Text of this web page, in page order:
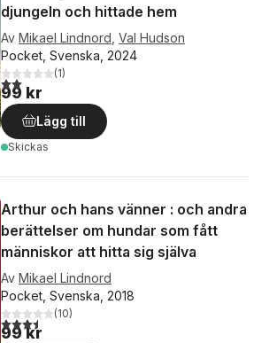
djungeln och hittade hem
Av Mikael Lindnord Val Hudson
Pocket, Svenska, 2024
2,0utav 5 stjärnor. Totalt antal röster:
(1)
99 kr
Lägg till
Skickas
Arthur och hans vänner : och andra
berättelser om hundar som fått
människor att hitta sig själva
Av Mikael Lindnord
Pocket, Svenska, 2018
3,5utav 5 stjärnor. Totalt antal röster:
(10)
99 kr